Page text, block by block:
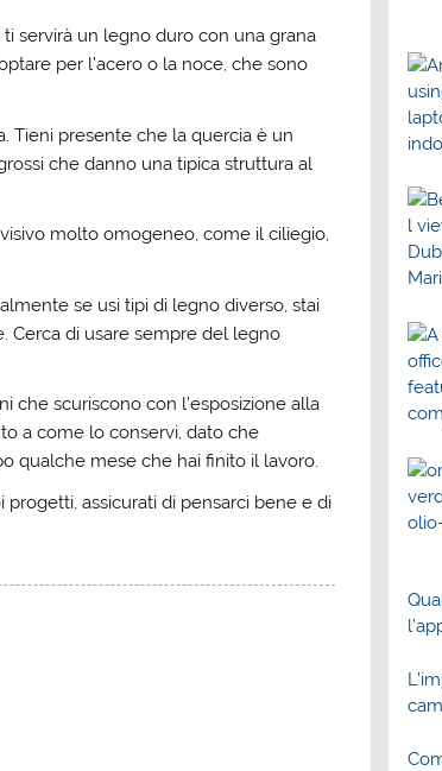
servirà un legno duro con una grana
per l’acero o la noce, che sono
Tieni presente che la quercia è un
che danno una tipica struttura al
molto omogeneo, come il ciliegio,
se usi tipi di legno diverso, stai
Cerca di usare sempre del legno
che scuriscono con l’esposizione alla
a come lo conservi, dato che
qualche mese che hai finito il lavoro.
assicurati di pensarci bene e di